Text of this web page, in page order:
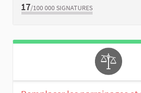
17/100 000 SIGNATURES